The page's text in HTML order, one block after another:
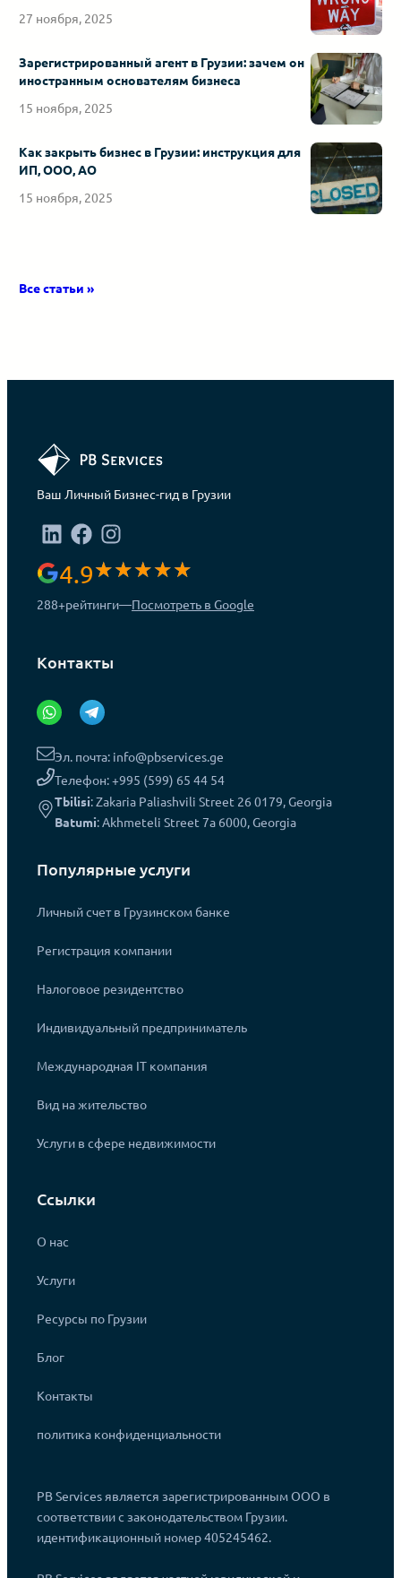
27 ноября, 2025
Зарегистрированный агент в Грузии: зачем он
иностранным основателям бизнеса
15 ноября, 2025
Как закрыть бизнес в Грузии: инструкция для
ИП, ООО, АО
15 ноября, 2025
Все статьи »
Ваш Личный Бизнес-гид в Грузии
4.9
288+рейтинги—Посмотреть в Google
Контакты
Эл. почта: info@pbservices.ge
Телефон: +995 (599) 65 44 54
Tbilisi: Zakaria Paliashvili Street 26 0179, Georgia
Batumi: Akhmeteli Street 7a 6000, Georgia
Популярные услуги
Личный счет в Грузинском банке
Регистрация компании
Налоговое резидентство
Индивидуальный предприниматель
Международная IT компания
Вид на жительство
Услуги в сфере недвижимости
Ссылки
О нас
Услуги
Ресурсы по Грузии
Блог
Контакты
политика конфиденциальности
PB Services является зарегистрированным ООО в
соответствии с законодательством Грузии.
идентификационный номер 405245462.